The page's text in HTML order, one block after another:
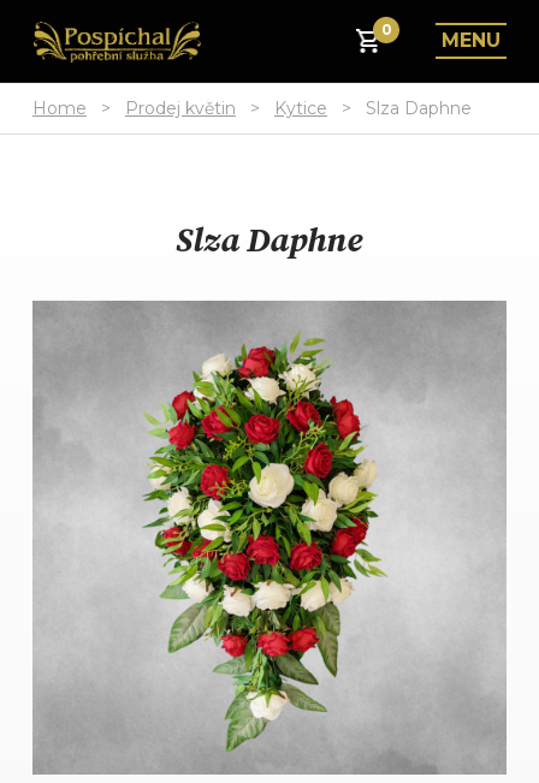
MENU
0
Home > Prodej květin > Kytice > Slza Daphne
Slza Daphne